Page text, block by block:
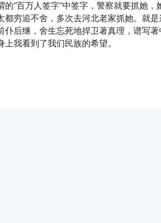
的“百万人签字”中签字，警察就要抓她
都穷追不舍，多次去河北老家抓她。就
仆后继，舍生忘死地捍卫著真理，谱写
上我看到了我们民族的希望。